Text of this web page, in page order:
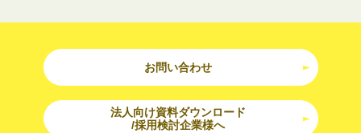
お問い合わせ
法人向け資料ダウンロード
/採用検討企業様へ